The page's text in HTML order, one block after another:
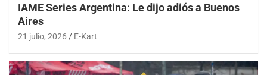
IAME Series Argentina: Le dijo adiós a Buenos
Aires
21 julio, 2026 E-Kart